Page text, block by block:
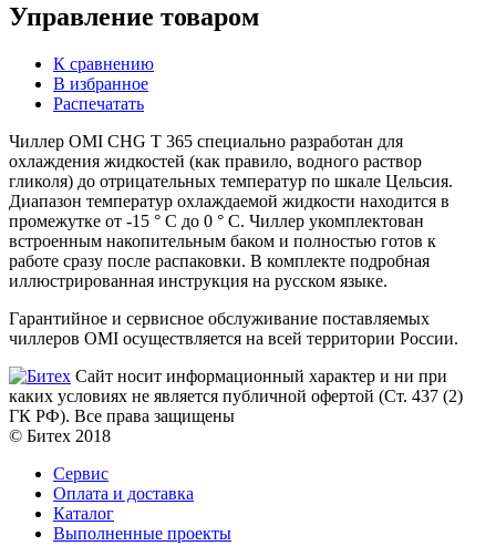
Управление товаром
К сравнению
В избранное
Распечатать
Чиллер OMI CHG T 365 специально разработан для
охлаждения жидкостей (как правило, водного раствор
гликоля) до отрицательных температур по шкале Цельсия.
Диапазон температур охлаждаемой жидкости находится в
промежутке от -15 ° C до 0 ° C. Чиллер укомплектован
встроенным накопительным баком и полностью готов к
работе сразу после распаковки. В комплекте подробная
иллюстрированная инструкция на русском языке.
Гарантийное и сервисное обслуживание поставляемых
чиллеров OMI осуществляется на всей территории России.
Сайт носит информационный характер и ни при
каких условиях не является публичной офертой (Ст. 437 (2)
ГК РФ). Все права защищены
© Битех 2018
Сервис
Оплата и доставка
Каталог
Выполненные проекты